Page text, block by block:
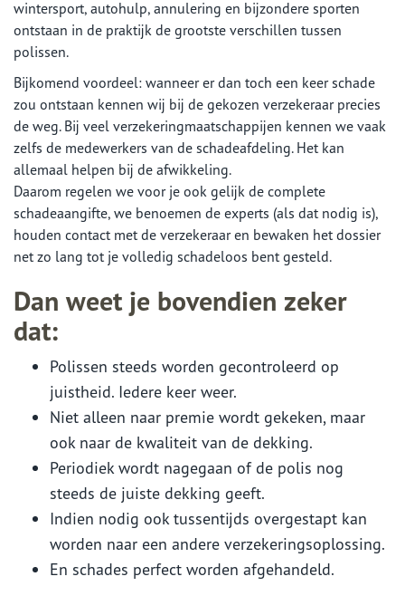
wintersport, autohulp, annulering en bijzondere sporten
ontstaan in de praktijk de grootste verschillen tussen
polissen.
Bijkomend voordeel: wanneer er dan toch een keer schade
zou ontstaan kennen wij bij de gekozen verzekeraar precies
de weg. Bij veel verzekeringmaatschappijen kennen we vaak
zelfs de medewerkers van de schadeafdeling. Het kan
allemaal helpen bij de afwikkeling.
Daarom regelen we voor je ook gelijk de complete
schadeaangifte, we benoemen de experts (als dat nodig is),
houden contact met de verzekeraar en bewaken het dossier
net zo lang tot je volledig schadeloos bent gesteld.
Dan weet je bovendien zeker
dat:
Polissen steeds worden gecontroleerd op
juistheid. Iedere keer weer.
Niet alleen naar premie wordt gekeken, maar
ook naar de kwaliteit van de dekking.
Periodiek wordt nagegaan of de polis nog
steeds de juiste dekking geeft.
Indien nodig ook tussentijds overgestapt kan
worden naar een andere verzekeringsoplossing.
En schades perfect worden afgehandeld.